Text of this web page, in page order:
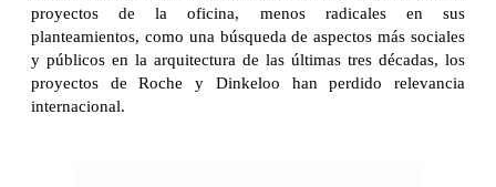
proyectos de la oficina, menos radicales en sus
planteamientos, como una búsqueda de aspectos más sociales
y públicos en la arquitectura de las últimas tres décadas, los
proyectos de Roche y Dinkeloo han perdido relevancia
internacional.